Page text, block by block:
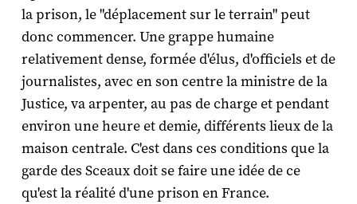
la prison, le "déplacement sur le terrain" peut
donc commencer. Une grappe humaine
relativement dense, formée d'élus, d'officiels et de
journalistes, avec en son centre la ministre de la
Justice, va arpenter, au pas de charge et pendant
environ une heure et demie, différents lieux de la
maison centrale. C'est dans ces conditions que la
garde des Sceaux doit se faire une idée de ce
qu'est la réalité d'une prison en France.